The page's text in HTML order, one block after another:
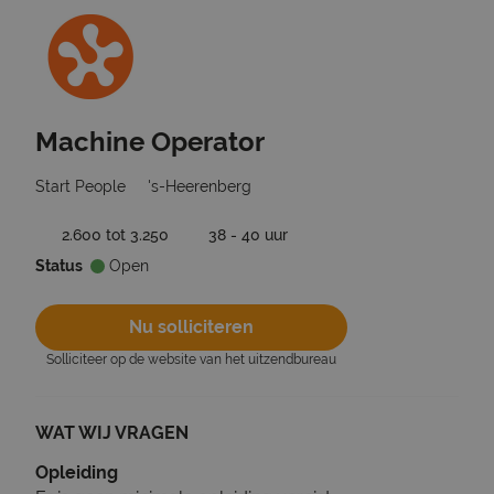
Machine Operator
Start People 's-Heerenberg
2.600 tot 3.250
38 - 40 uur
Status
Open
Nu solliciteren
Solliciteer op de website van het uitzendbureau
WAT WIJ VRAGEN
Opleiding